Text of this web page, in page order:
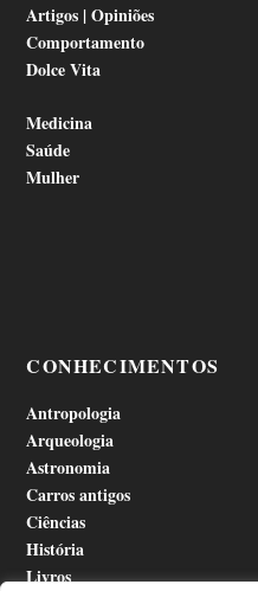
Artigos | Opiniões
Comportamento
Dolce Vita
Medicina
Saúde
Mulher
CONHECIMENTOS
Antropologia
Arqueologia
Astronomia
Carros antigos
Ciências
História
Livros